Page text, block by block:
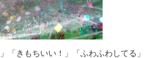
「きもちいい！」「ふわふわしてる」